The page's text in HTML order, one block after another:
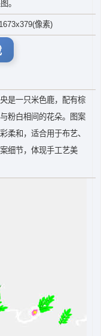
。
像素)
是一只米色鹿，配有棕
粉白相间的花朵。图案
柔和，适合用于布艺、
细节，体现手工艺美